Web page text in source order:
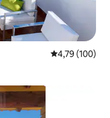
4,79 de uma
4,79 (100)